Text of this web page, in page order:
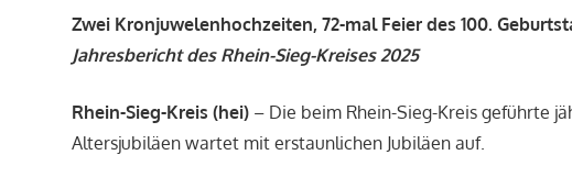
Zwei Kronjuwelenhochzeiten, 72-mal Feier des 100.
Jahresbericht des Rhein-Sieg-Kreises 2025
Rhein-Sieg-Kreis (hei) – Die beim Rhein-Sieg-Kreis geführte
Altersjubiläen wartet mit erstaunlichen Jubiläen auf.